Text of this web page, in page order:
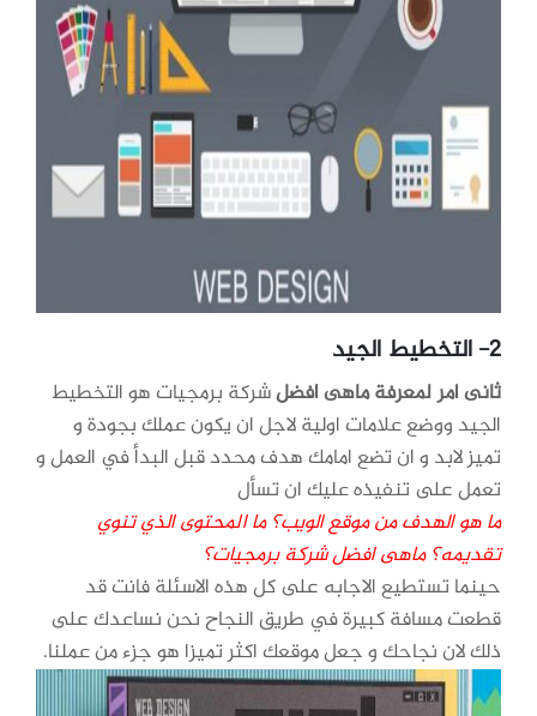
2- التخطيط الجيد
ثانى امر لمعرفة ماهى افضلشركة برمجيات هو التخطيط
الجيد ووضع علامات اولية لاجل ان يكون عملك بجودة و
تميز لابد و ان تضع امامك هدف محدد قبل البدأ في العمل و
تعمل على تنفيذه عليك ان تسأل
ما هو الهدف من موقع الويب؟ ما المحتوى الذي تنوي
تقديمه؟ ماهى افضل شركة برمجيات؟
حينما تستطيع الاجابه على كل هذه الاسئلة فانت قد
قطعت مسافة كبيرة في طريق النجاح نحن نساعدك على
ذلك لان نجاحك و جعل موقعك اكثر تميزا هو جزء من عملنا.